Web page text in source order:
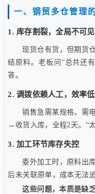
一、钢贸多仓管理
1. 库存割裂，全局不可见
现货仓有货，但期货
结原料。老板问“总共还
答。
2. 调拨依赖人工，效率
销售急需某规格，需
→收货入库，全程2天。“
3. 加工环节库存失控
委外加工时，原料出
后未关联原单，成本无法追
这些问题，本质是缺